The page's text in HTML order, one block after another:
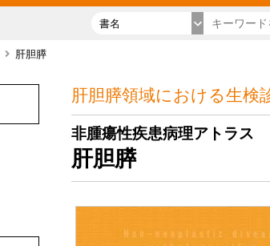
書名
肝胆膵
肝胆膵領域における生検
非腫瘍性疾患病理アトラス
肝胆膵